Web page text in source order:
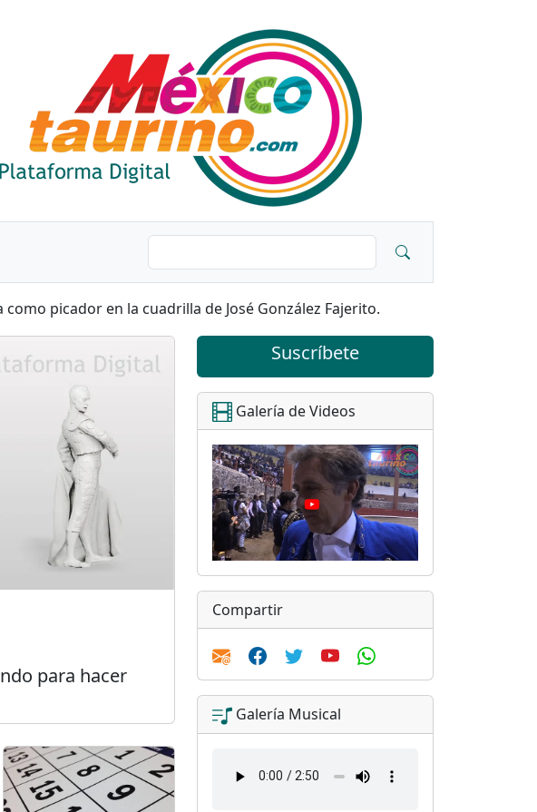
picador en la cuadrilla de José González Fajerito.
para hacer
Suscríbete
Galería de Videos
Compartir
Galería Musical